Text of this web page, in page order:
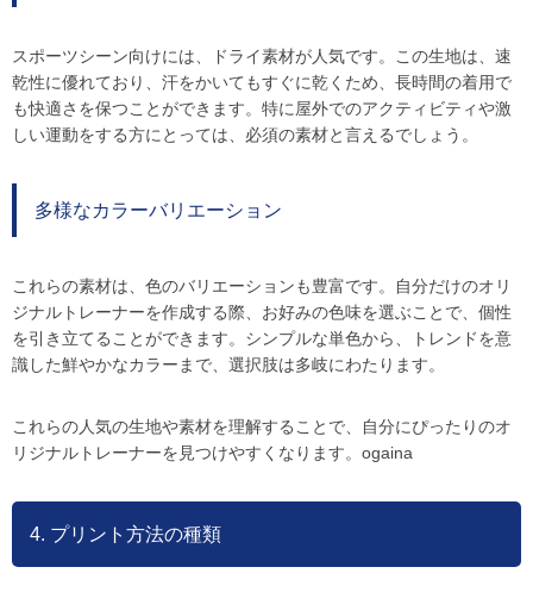
スポーツシーン向けには、ドライ素材が人気です。この生地は、速
乾性に優れており、汗をかいてもすぐに乾くため、長時間の着用で
も快適さを保つことができます。特に屋外でのアクティビティや激
しい運動をする方にとっては、必須の素材と言えるでしょう。
多様なカラーバリエーション
これらの素材は、色のバリエーションも豊富です。自分だけのオリ
ジナルトレーナーを作成する際、お好みの色味を選ぶことで、個性
を引き立てることができます。シンプルな単色から、トレンドを意
識した鮮やかなカラーまで、選択肢は多岐にわたります。
これらの人気の生地や素材を理解することで、自分にぴったりのオ
リジナルトレーナーを見つけやすくなります。ogaina
4. プリント方法の種類